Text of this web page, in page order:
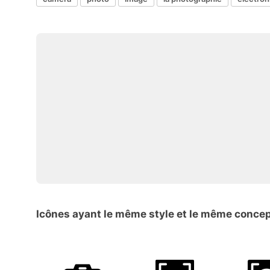
Icônes ayant le même style et le même